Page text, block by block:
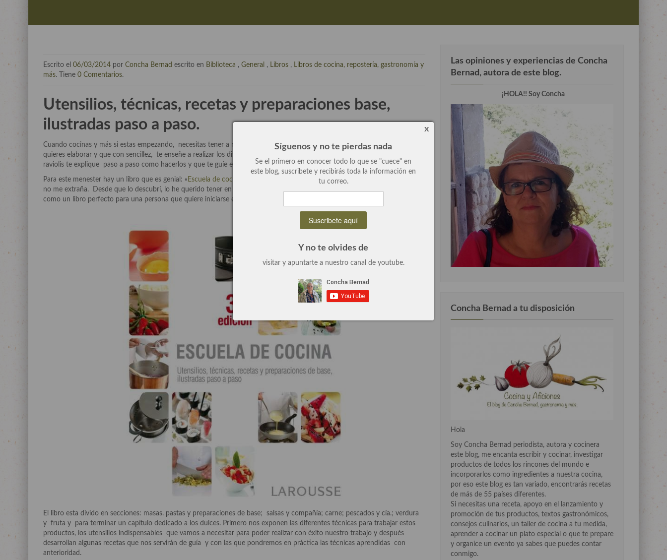
Escrito el 06/03/2014 por Concha Bernad escrito en Biblioteca , General , Libros , Libros de cocina, repostería, gastronomía y
más. Tiene 0 Comentarios.
Utensilios, técnicas, recetas y preparaciones base,
ilustradas paso a paso.
Cuando cocinas y más si estas empezando, necesitas tener a mano un buen libro que te ayude a entender las recetas que
quieres elaborar y que con sencillez, te enseñe a realizar los distintos platos que vas a cocinar, que si quieres hacer unos
raviolis te explique paso a paso como hacerlos y que te guíe en tus trabajos cocineriles.
Para este menester hay un libro que es genial: « Escuela de cocina Larousse y ya va por la tercera edición y
no me extraña. Desde que lo descubrí, lo he querido tener en mi biblioteca, además lo he regalado las pasadas navidades
como un libro perfecto para una persona que quiere iniciarse en este mundo tan suculento y sabroso.
El libro esta divido en secciones: masas. pastas y preparaciones de base; salsas y compañía; carne; pescados y cía.; verdura
y fruta y para terminar un capítulo dedicado a los dulces. Primero nos exponen las diferentes técnicas para trabajar estos
productos, los utensilios indispensables que vamos a necesitar para poder realizar con éxito nuestro trabajo y después
desarrollan algunas recetas que nos servirán de guía y con las que pondremos en práctica las técnicas aprendidas con
anterioridad.
Las opiniones y experiencias de Concha
Bernad, autora de este blog.
¡HOLA!! Soy Concha
Concha Bernad a tu disposición
Hola
Soy Concha Bernad periodista, autora y cocinera
este blog, me encanta escribir y cocinar, investigar
productos de todos los rincones del mundo e
incorporarlos como ingredientes a nuestra cocina,
por eso este blog es tan variado, encontrarás recetas
de más de 55 países diferentes.
Si necesitas una receta, apoyo en el lanzamiento y
promoción de tus productos, textos gastronómicos,
consejos culinarios, un taller de cocina a tu medida,
aprender a cocinar un plato especial o que te prepare
y organice un evento ya sabes que puedes contar
conmigo.
x
Síguenos y no te pierdas nada
Se el primero en conocer todo lo que se "cuece" en
este blog, suscribete y recibirás toda la información en
tu correo.
Y no te olvides de
visitar y apuntarte a nuestro canal de youtube.